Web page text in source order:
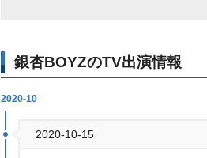
銀杏BOYZのTV出演情報
2020-10
2020-10-15